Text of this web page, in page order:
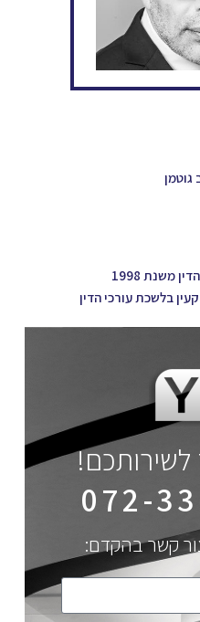
גוטמן
משנת 1998
בלשכת עורכי הדין
072-
קשר בהקדם: